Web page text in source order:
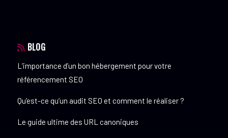
BLOG
L’importance d’un bon hébergement pour votre
référencement SEO
Qu’est-ce qu’un audit SEO et comment le réaliser ?
Le guide ultime des URL canoniques